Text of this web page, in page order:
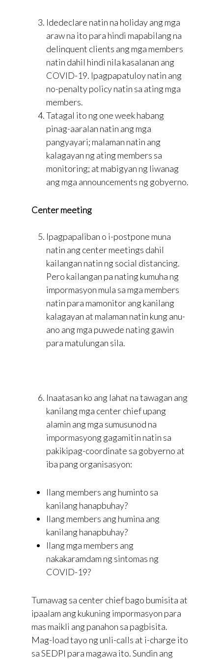
Idedeclare natin na holiday ang mga
araw na ito para hindi mapabilang na
delinquent clients ang mga members
natin dahil hindi nila kasalanan ang
COVID-19. Ipagpapatuloy natin ang
no-penalty policy natin sa ating mga
members.
Tatagal ito ng one week habang
pinag-aaralan natin ang mga
pangyayari; malaman natin ang
kalagayan ng ating members sa
monitoring; at mabigyan ng liwanag
ang mga announcements ng gobyerno.
Center meeting
Ipagpapaliban o i-postpone muna
natin ang center meetings dahil
kailangan natin ng social distancing.
Pero kailangan pa nating kumuha ng
impormasyon mula sa mga members
natin para mamonitor ang kanilang
kalagayan at malaman natin kung anu-
ano ang mga puwede nating gawin
para matulungan sila.
Inaatasan ko ang lahat na tawagan ang
kanilang mga center chief upang
alamin ang mga sumusunod na
impormasyong gagamitin natin sa
pakikipag-coordinate sa gobyerno at
iba pang organisasyon:
Ilang members ang huminto sa
kanilang hanapbuhay?
Ilang members ang humina ang
kanilang hanapbuhay?
Ilang mga members ang
nakakaramdam ng sintomas ng
COVID-19?
Tumawag sa center chief bago bumisita at
ipaalam ang kukuning impormasyon para
mas maikli ang panahon sa pagbisita.
Mag-load tayo ng unli-calls at i-charge ito
sa SEDPI para magawa ito. Sundin ang